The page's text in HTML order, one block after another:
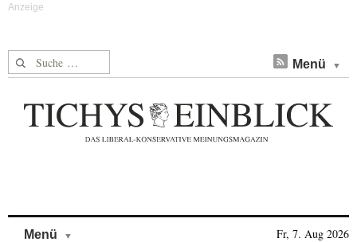
Suche nach: Menü
Menü Fr, 7. Aug 2026